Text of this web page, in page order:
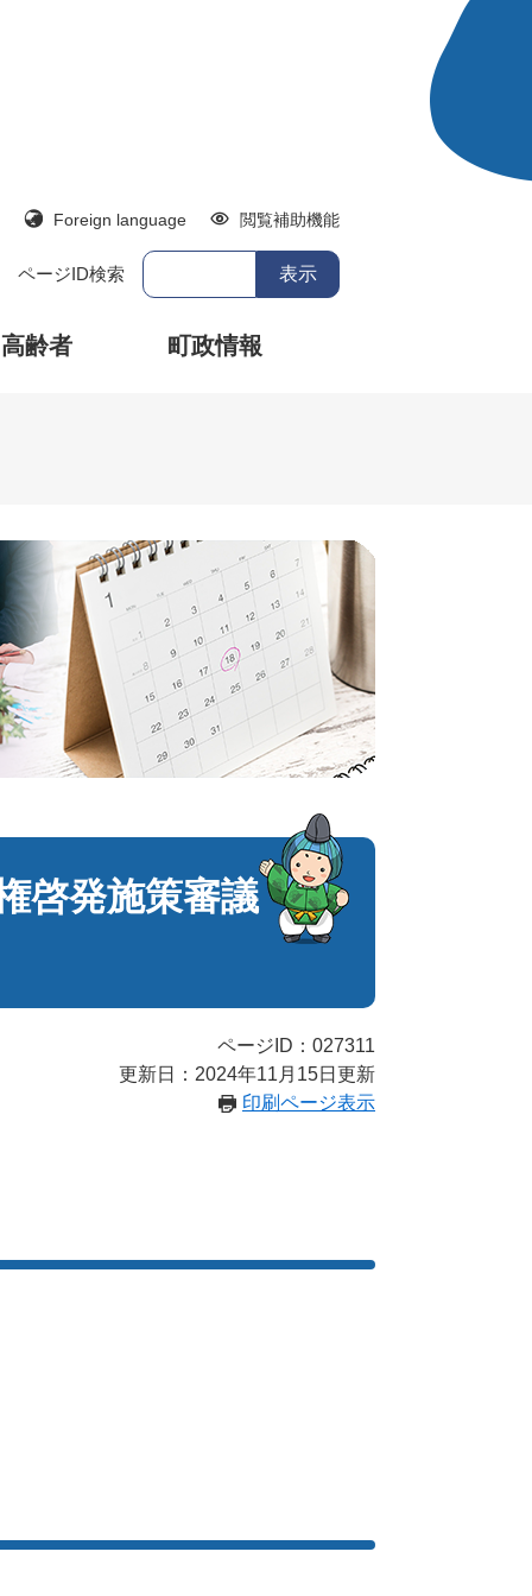
Foreign language 閲覧補助機能
ページID検索
齢者 町政情報
啓発施策審議
ページID：027311
更新日：2024年11月15日更新
印刷ページ表示